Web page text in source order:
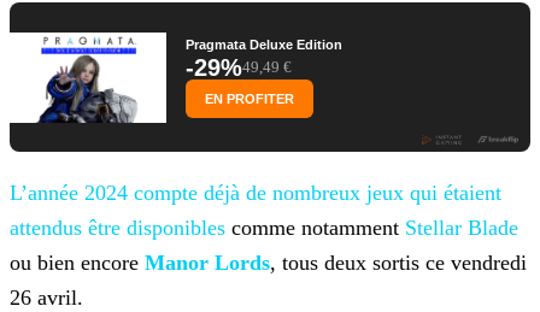
Pragmata Deluxe Edition
-29%49,49 €
EN PROFITER
L’année 2024 compte déjà de nombreux jeux qui étaient
attendus être disponibles comme notamment Stellar Blade
ou bien encore Manor Lords, tous deux sortis ce vendredi
26 avril.